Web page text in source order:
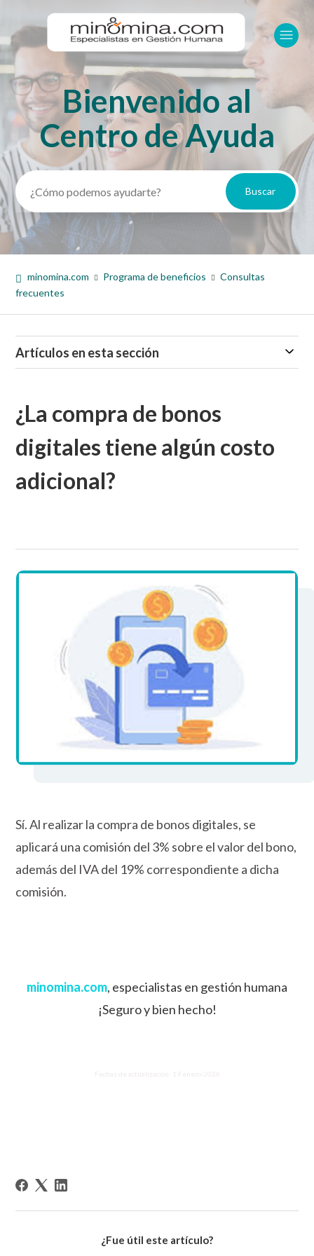
BúsquedaBienvenido al
Centro de Ayuda
minomina.com Programa de beneficios
Consultas
frecuentes
Artículos en esta sección
¿La compra de bonos
digitales tiene algún costo
adicional?
Sí. Al realizar la compra de bonos digitales, se
aplicará una comisión del 3% sobre el valor del bono,
además del IVA del 19% correspondiente a dicha
comisión.
minomina.com, especialistas en gestión humana
¡Seguro y bien hecho!
¿Fue útil este artículo?